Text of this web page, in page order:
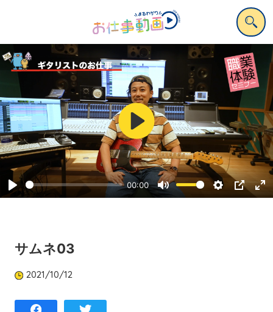
Play
00:00
Mute Settings
PIP
Play
サムネ03
2021/10/12